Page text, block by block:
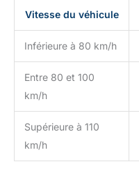
Vitesse du véhicule
Inférieure à 80 km/h
Entre 80 et 100
km/h
Supérieure à 110
km/h